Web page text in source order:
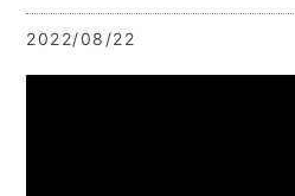
2022/08/22